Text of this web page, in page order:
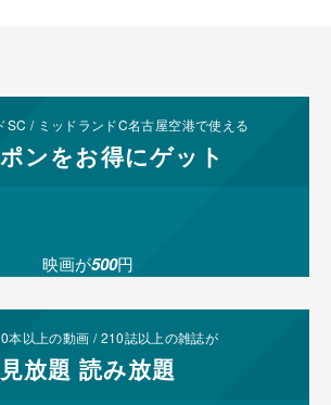
SC / ミッドランドC名古屋空港で使える
ンをお得にゲット
映画が500円
本以上の動画 /210誌以上の雑誌が
見放題 読み放題